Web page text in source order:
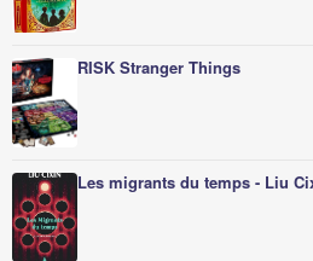
RISK Stranger Things
Les migrants du temps - Liu